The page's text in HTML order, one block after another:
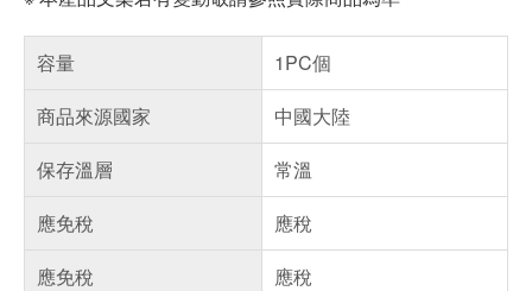
容量
1PC個
商品來源國家
中國大陸
保存溫層
常溫
應免稅
應稅
應免稅
應稅